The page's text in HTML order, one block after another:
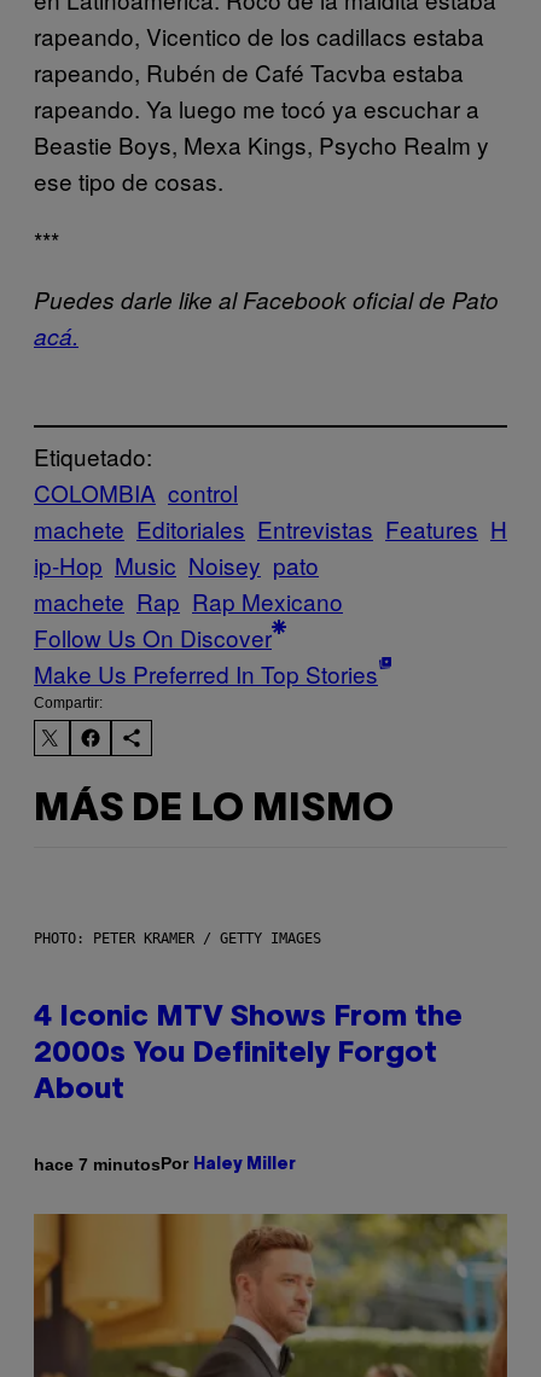
rapeando, Vicentico de los cadillacs estaba
rapeando, Rubén de Café Tacvba estaba
rapeando. Ya luego me tocó ya escuchar a
Beastie Boys, Mexa Kings, Psycho Realm y
ese tipo de cosas.
***
Puedes darle like al Facebook oficial de Pato
acá.
Etiquetado:
COLOMBIA control
machete Editoriales Entrevistas Features H
ip-Hop Music Noisey pato
machete Rap Rap Mexicano
Follow Us On Discover
Make Us Preferred In Top Stories
Compartir:
MÁS DE LO MISMO
PHOTO: PETER KRAMER / GETTY IMAGES
4 Iconic MTV Shows From the
2000s You Definitely Forgot
About
hace 7 minutosPor Haley Miller